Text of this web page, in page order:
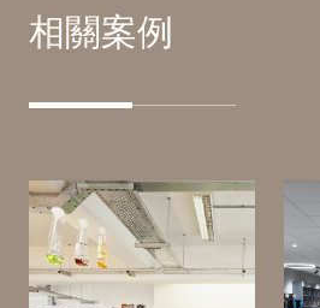
相關案例